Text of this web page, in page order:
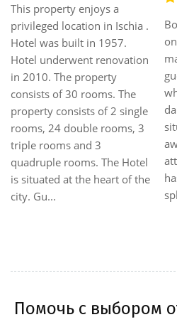
This property enjoys a
privileged location in Ischia .
Hotel was built in 1957.
Hotel underwent renovation
in 2010. The property
consists of 30 rooms. The
property consists of 2 single
rooms, 24 double rooms, 3
triple rooms and 3
quadruple rooms. The Hotel
is situated at the heart of the
city. Gu...
Помочь с выбором